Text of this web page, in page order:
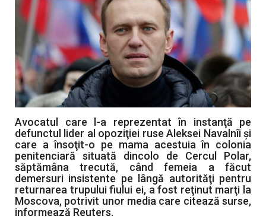
Sănătate
Turism
Avocatul care l-a reprezentat în instanţă pe
defunctul lider al opoziţiei ruse Aleksei Navalnîi şi
care a însoţit-o pe mama acestuia în colonia
penitenciară situată dincolo de Cercul Polar,
săptămâna trecută, când femeia a făcut
demersuri insistente pe lângă autorităţi pentru
returnarea trupului fiului ei, a fost reţinut marţi la
Moscova, potrivit unor media care citează surse,
informează Reuters.